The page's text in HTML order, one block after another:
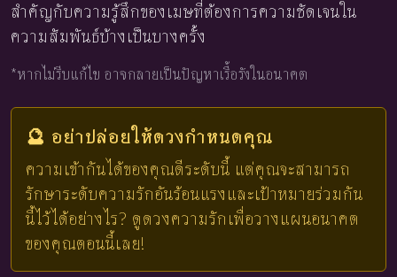
สำคัญกับความรู้สึกของเมษที่ต้องการความชัดเจนใน
ความสัมพันธ์บ้างเป็นบางครั้ง
*หากไม่รีบแก้ไข อาจกลายเป็นปัญหาเรื้อรังในอนาคต
🔮 อย่าปล่อยให้ดวงกำหนดคุณ
ความเข้ากันได้ของคุณดีระดับนี้ แต่คุณจะสามารถ
รักษาระดับความรักอันร้อนแรงและเป้าหมายร่วมกัน
นี้ไว้ได้อย่างไร? ดูดวงความรักเพื่อวางแผนอนาคต
ของคุณตอนนี้เลย!